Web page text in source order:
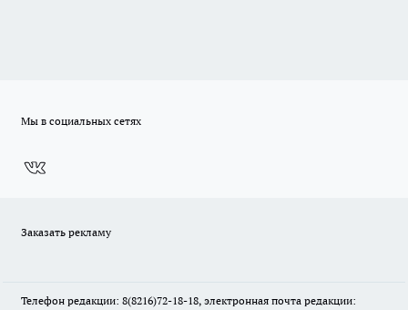
Мы в социальных сетях
Заказать рекламу
Телефон редакции: 8(8216)72-18-18, электронная почта редакции: